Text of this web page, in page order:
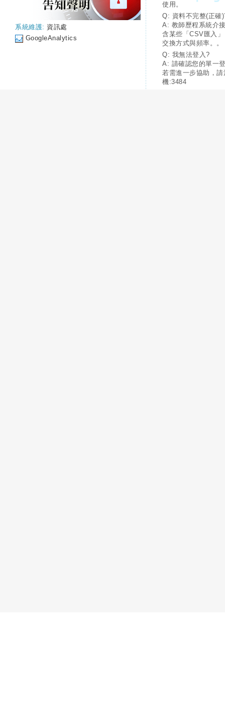
系統維護: 資訊處
GoogleAnalytics
使用。
Q: 資料不完整(正確
A: 教師歷程系統介
含某些「CSV匯入
交換方式與頻率。。
Q: 我無法登入?
A: 請確認您的單一
若需進一步協助，
機:3484